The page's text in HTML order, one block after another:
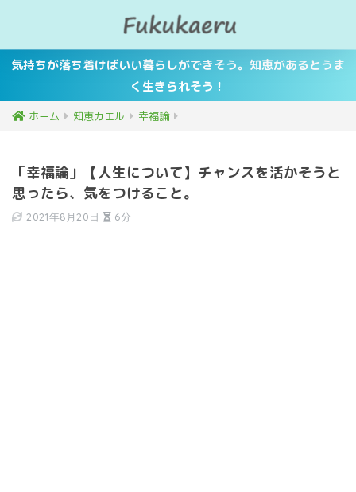
気持ちが落ち着けばいい暮らしができそう。知恵があるとうま
く生きられそう！
ホーム 知恵カエル 幸福論
「幸福論」【人生について】チャンスを活かそうと
思ったら、気をつけること。
2021年8月20日 6分